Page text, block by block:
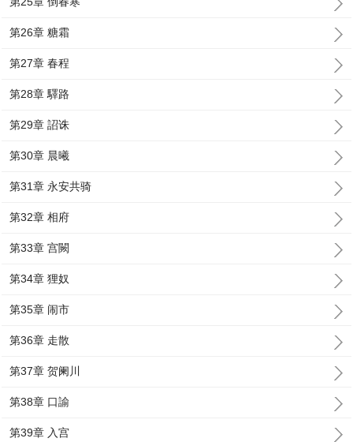
第26章 糖霜
第27章 春程
第28章 驛路
第29章 詔诛
第30章 晨曦
第31章 永安共骑
第32章 相府
第33章 宫闕
第34章 狸奴
第35章 闹市
第36章 走散
第37章 贺阑川
第38章 口諭
第39章 入宫